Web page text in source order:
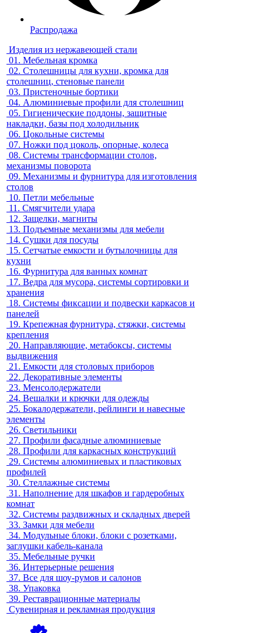
Распродажа
Изделия из нержавеющей стали
01. Мебельная кромка
02. Столешницы для кухни, кромка для
столешниц, стеновые панели
03. Пристеночные бортики
04. Алюминиевые профили для столешниц
05. Гигиенические поддоны, защитные
накладки, базы под холодильник
06. Цокольные системы
07. Ножки под цоколь, опорные, колеса
08. Системы трансформации столов,
механизмы поворота
09. Механизмы и фурнитура для изготовления
столов
10. Петли мебельные
11. Смягчители удара
12. Защелки, магниты
13. Подъемные механизмы для мебели
14. Сушки для посуды
15. Сетчатые емкости и бутылочницы для
кухни
16. Фурнитура для ванных комнат
17. Ведра для мусора, системы сортировки и
хранения
18. Системы фиксации и подвески каркасов и
панелей
19. Крепежная фурнитура, стяжки, системы
крепления
20. Направляющие, метабоксы, системы
выдвижения
21. Емкости для столовых приборов
22. Декоративные элементы
23. Менсолодержатели
24. Вешалки и крючки для одежды
25. Бокалодержатели, рейлинги и навесные
элементы
26. Светильники
27. Профили фасадные алюминиевые
28. Профили для каркасных конструкций
29. Системы алюминиевых и пластиковых
профилей
30. Стеллажные системы
31. Наполнение для шкафов и гардеробных
комнат
32. Системы раздвижных и складных дверей
33. Замки для мебели
34. Модульные блоки, блоки с розетками,
заглушки кабель-канала
35. Мебельные ручки
36. Интерьерные решения
37. Все для шоу-румов и салонов
38. Упаковка
39. Реставрационные материалы
Сувенирная и рекламная продукция